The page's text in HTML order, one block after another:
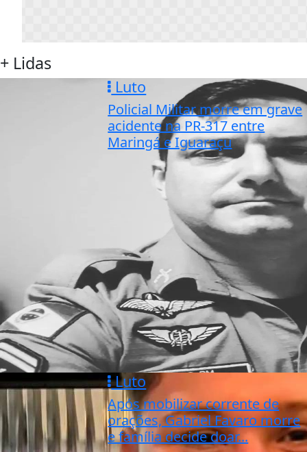
+ Lidas
Luto
Policial Militar morre em grave
acidente na PR-317 entre
Maringá e Iguaraçu
Luto
Após mobilizar corrente de
orações, Gabriel Favaro morre
e família decide doar...